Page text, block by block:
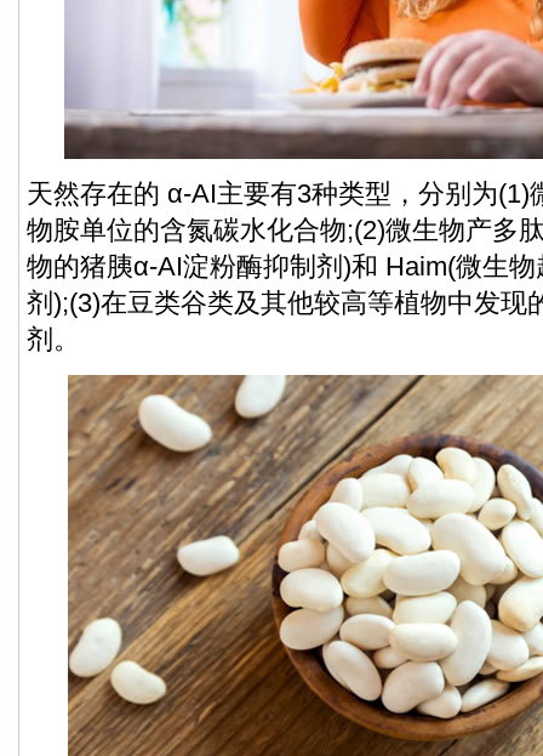
天然存在的 α-AI主要有3种类型，分别为(1)
物胺单位的含氮碳水化合物;(2)微生物产多
物的猪胰α-AI淀粉酶抑制剂)和 Haim(微生
剂);(3)在豆类谷类及其他较高等植物中发现
剂。